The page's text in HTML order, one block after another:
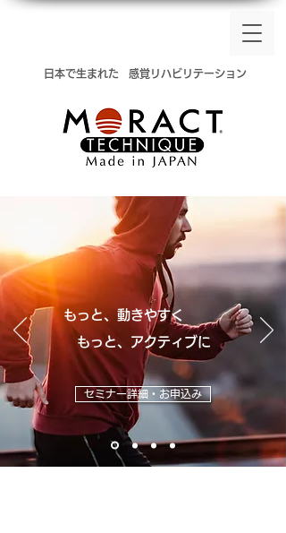
感覚リハビリテーション
​日本で生まれた
もっと、動きやすく
​ もっと、アクティブに
セミナー詳細・お申込み